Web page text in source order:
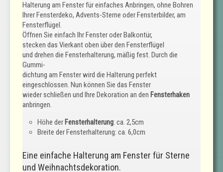
Halterung am Fenster für einfaches Anbringen, ohne Bohren
Ihrer Fensterdeko, Advents-Sterne oder Fensterbilder, am
Fensterflügel.
Öffnen Sie einfach Ihr Fenster oder Balkontür,
stecken das Vierkant oben über den Fensterflügel
und drehen die Fensterhalterung, mäßig fest. Durch die
Gummi-
dichtung am Fenster wird die Halterung perfekt
eingeschlossen. Nun können Sie das Fenster
wieder schließen und Ihre Dekoration an den Fensterhaken
anbringen.
Höhe der Fensterhalterung: ca. 2,5cm
Breite der Fensterhalterung: ca. 6,0cm
Eine einfache Halterung am Fenster für Sterne
und Weihnachtsdekoration.